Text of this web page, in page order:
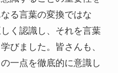
る言葉の変換ではな
く認識し、それを言葉
びました。皆さんも、
一点を徹底的に意識し